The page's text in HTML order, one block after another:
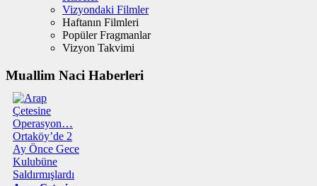
Vizyondaki Filmler
Haftanın Filmleri
Popüler Fragmanlar
Vizyon Takvimi
Muallim Naci Haberleri